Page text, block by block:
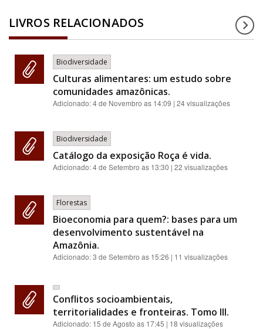
LIVROS RELACIONADOS
Biodiversidade
Culturas alimentares: um estudo sobre
comunidades amazônicas.
Adicionado:4 de Novembro as 14:09 | 24 visualizações
Biodiversidade
Catálogo da exposição Roça é vida.
Adicionado:4 de Setembro as 13:30 | 22 visualizações
Florestas
Bioeconomia para quem?: bases para um
desenvolvimento sustentável na
Amazônia.
Adicionado:3 de Setembro as 15:26 | 11 visualizações
Conflitos socioambientais,
territorialidades e fronteiras. Tomo III.
Adicionado: 15 de Agosto as 17:45 | 18 visualizações